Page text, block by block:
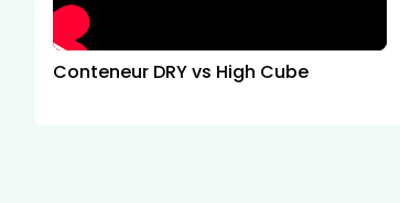
Conteneur DRY vs High Cube